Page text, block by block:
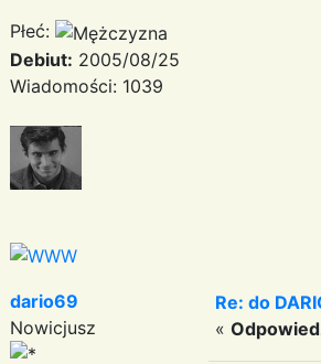
Płeć:
Debiut: 2005/08/25
Wiadomości: 1039
dario69
Nowicjusz
Re: do
«